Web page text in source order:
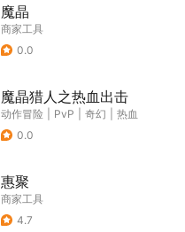
魔晶
商家工具
0.0
魔晶猎人之热血出击
动作冒险 PvP 奇幻
热血
0.0
惠聚
商家工具
4.7